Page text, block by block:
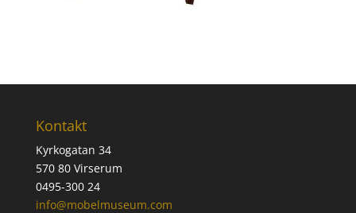
Kontakt
Kyrkogatan 34
570 80 Virserum
0495-300 24
info@mobelmuseum.com